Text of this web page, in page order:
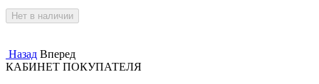
Нет в наличии
Назад Вперед
КАБИНЕТ ПОКУПАТЕЛЯ